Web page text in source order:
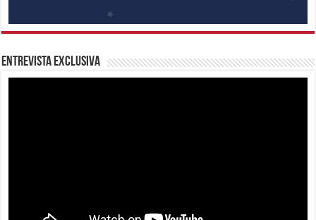
Entrevista Exclusiva